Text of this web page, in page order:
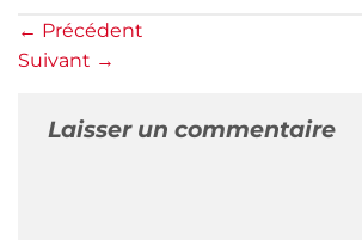
← Précédent
Suivant →
Laisser un commentaire